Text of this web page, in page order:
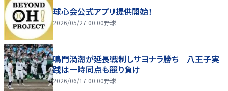
球心会公式アプリ提供開始！
2026/05/27 00:00野球
鳴門渦潮が延長戦制しサヨナラ勝ち 八王子実
践は一時同点も競り負け
2026/06/17 00:00野球